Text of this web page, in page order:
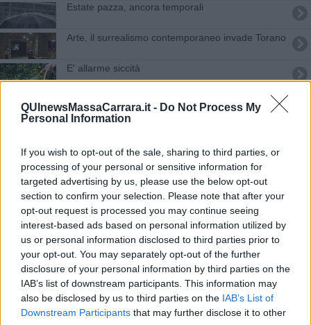
QUInewsMassaCarrara.it - Do Not Process My
Personal Information
If you wish to opt-out of the sale, sharing to third parties, or
processing of your personal or sensitive information for
targeted advertising by us, please use the below opt-out
section to confirm your selection. Please note that after your
opt-out request is processed you may continue seeing
interest-based ads based on personal information utilized by
us or personal information disclosed to third parties prior to
your opt-out. You may separately opt-out of the further
disclosure of your personal information by third parties on the
IAB’s list of downstream participants. This information may
also be disclosed by us to third parties on the IAB’s List of
Downstream Participants that may further disclose it to other
Estate pazza, ancora temporali
Arte, il surrealismo contemporaneo invade Torano
E' allarme siccità
Risparmio ed efficienza, ecco il nuovo ospedale
​Contrabbando di gasolio, il deposito in provincia
Alluvione, i contributi arrivano a tempo di record
Il cambio di passo dell'ex Copaim
In 150 contro le bollette salate
Bani segretario della Cisl Toscana nord